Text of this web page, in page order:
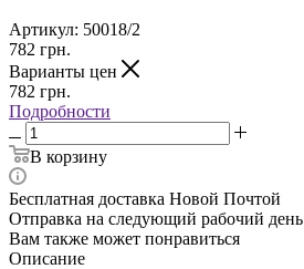
Артикул: 50018/2
782 грн.
Варианты цен
782 грн.
Подробности
В корзину
Бесплатная доставка Новой Почтой
Отправка на следующий рабочий день
Вам также может понравиться
Описание